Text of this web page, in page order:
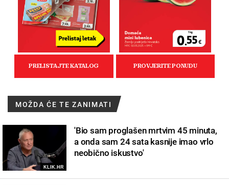
MOŽDA ĆE TE ZANIMATI
KLIK.HR
'Bio sam proglašen mrtvim 45 minuta,
a onda sam 24 sata kasnije imao vrlo
neobično iskustvo'